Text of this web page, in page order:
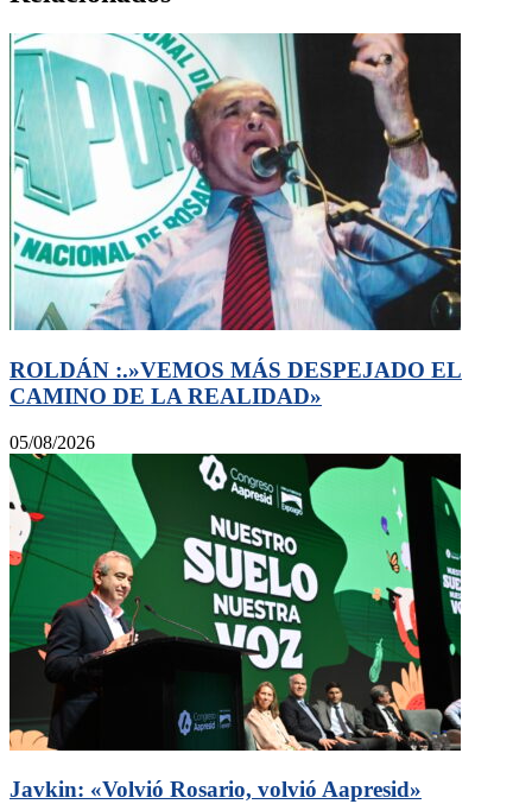
ROLDÁN :.»VEMOS MÁS DESPEJADO EL
CAMINO DE LA REALIDAD»
05/08/2026
Javkin: «Volvió Rosario, volvió Aapresid»